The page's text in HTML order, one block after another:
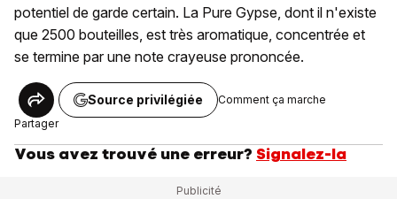
potentiel de garde certain. La Pure Gypse, dont il n'existe
que 2500 bouteilles, est très aromatique, concentrée et
se termine par une note crayeuse prononcée.
Partager
Source privilégiée Comment ça marche
Vous avez trouvé une erreur? Signalez-la